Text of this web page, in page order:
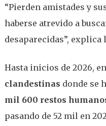
“Pierden amistades y
haberse atrevido a
desaparecidas”, explica
Hasta inicios de 2026,
clandestinas donde se
mil 600 restos
pasando de 52 mil en